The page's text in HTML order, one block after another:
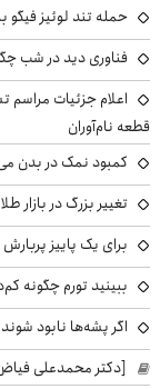
حمله تند لوئیز فیگو
فناوری دید در شب
اعلام جزئیات مراسم
قطعه نام‌آوران
کمبود نمک در بدن
تغییر بزرگ در بازار
برای یک پاییز
ببینید تورم چگونه
اگر پشه‌ها نابود
[دکتر محمدعلی